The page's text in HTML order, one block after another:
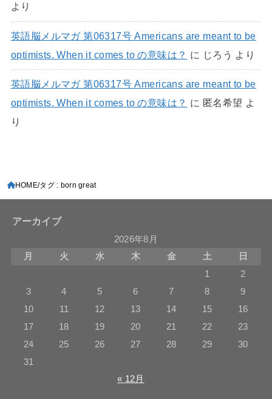
より
英語脳メルマガ 第06317号 Americans are meant to be
optimists. When it comes to の意味は？ に じろう より
英語脳メルマガ 第06317号 Americans are meant to be
optimists. When it comes to の意味は？ に 匿名希望 よ
り
HOME タグ : born great
アーカイブ
2026年8月
月
火 水 木 金 土
日
1
2
3
4 5 6 7 8
9
10
11 12 13 14 15
16
17
18 19 20 21 22
23
24
25 26 27 28 29
30
31
« 12月